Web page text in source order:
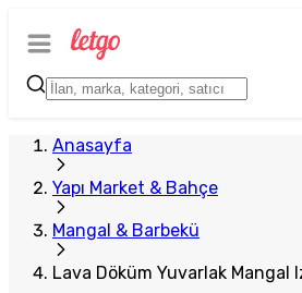
Anasayfa
Yapı Market & Bahçe
Mangal & Barbekü
Lava Döküm Yuvarlak Mangal